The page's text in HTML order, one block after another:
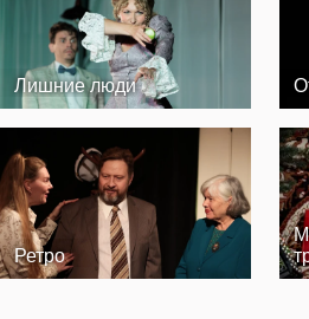
Лишние люди
Ретро